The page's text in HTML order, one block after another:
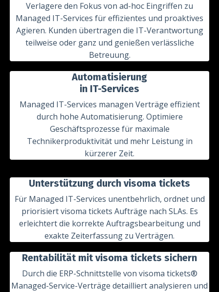
Verlagere den Fokus von ad-hoc Eingriffen zu
Managed IT-Services für effizientes und proaktives
Agieren. Kunden übertragen die IT-Verantwortung
teilweise oder ganz und genießen verlässliche
Betreuung.
Automatisierung
in IT-Services
Managed IT-Services managen Verträge effizient
durch hohe Automatisierung. Optimiere
Geschäftsprozesse für maximale
Technikerproduktivität und mehr Leistung in
kürzerer Zeit.
Unterstützung durch visoma tickets
Für Managed IT-Services unentbehrlich, ordnet und
priorisiert visoma tickets Aufträge nach SLAs. Es
erleichtert die korrekte Auftragsbearbeitung und
exakte Zeiterfassung zu Verträgen.
Rentabilität mit visoma tickets sichern
Durch die ERP-Schnittstelle von visoma tickets®
Managed-Service-Verträge detailliert analysieren und